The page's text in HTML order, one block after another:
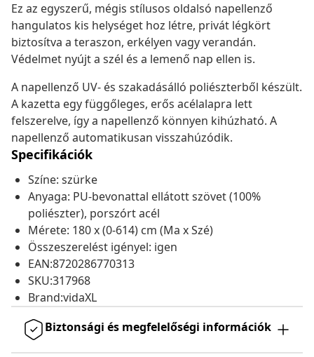
Ez az egyszerű, mégis stílusos oldalsó napellenző
hangulatos kis helységet hoz létre, privát légkört
biztosítva a teraszon, erkélyen vagy verandán.
Védelmet nyújt a szél és a lemenő nap ellen is.
A napellenző UV- és szakadásálló poliészterből készült.
A kazetta egy függőleges, erős acélalapra lett
felszerelve, így a napellenző könnyen kihúzható. A
napellenző automatikusan visszahúzódik.
Specifikációk
Színe: szürke
Anyaga: PU-bevonattal ellátott szövet (100%
poliészter), porszórt acél
Mérete: 180 x (0-614) cm (Ma x Szé)
Összeszerelést igényel: igen
EAN:8720286770313
SKU:317968
Brand:vidaXL
Biztonsági és megfelelőségi információk